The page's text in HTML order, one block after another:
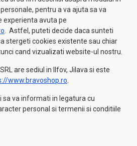
pentru a va ajuta sa va
experienta avuta pe
. Astfel, puteti decide daca sunteti
stergeti cookies existente sau chiar
cand vizualizati website-ul nostru.
are sediul in Ilfov, Jilava si este
www.bravoshop.ro
sa va informati in legatura cu
personal si termenii si conditiile